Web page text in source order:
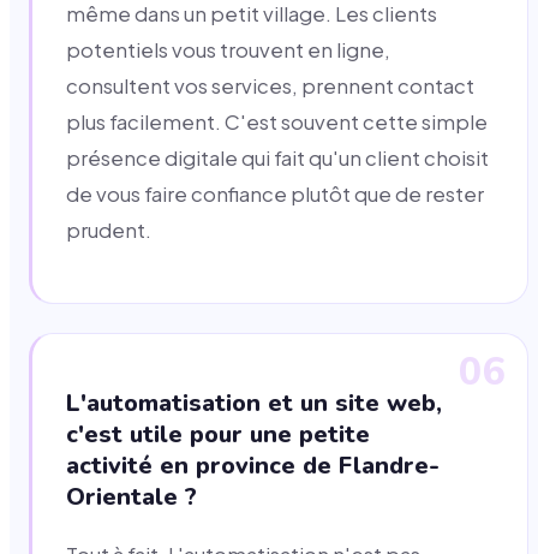
même dans un petit village. Les clients
potentiels vous trouvent en ligne,
consultent vos services, prennent contact
plus facilement. C'est souvent cette simple
présence digitale qui fait qu'un client choisit
de vous faire confiance plutôt que de rester
prudent.
06
L'automatisation et un site web,
c'est utile pour une petite
activité en province de Flandre-
Orientale ?